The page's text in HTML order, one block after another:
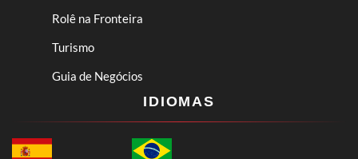
Rolê na Fronteira
Turismo
Guia de Negócios
IDIOMAS